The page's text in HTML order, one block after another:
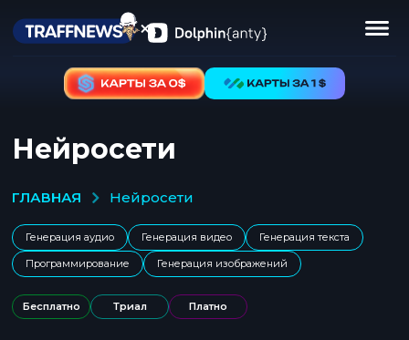
Нейросети
ГЛАВНАЯ нейросети
Генерация аудио Генерация видео Генерация текста
Программирование Генерация изображений
Бесплатно Триал Платно